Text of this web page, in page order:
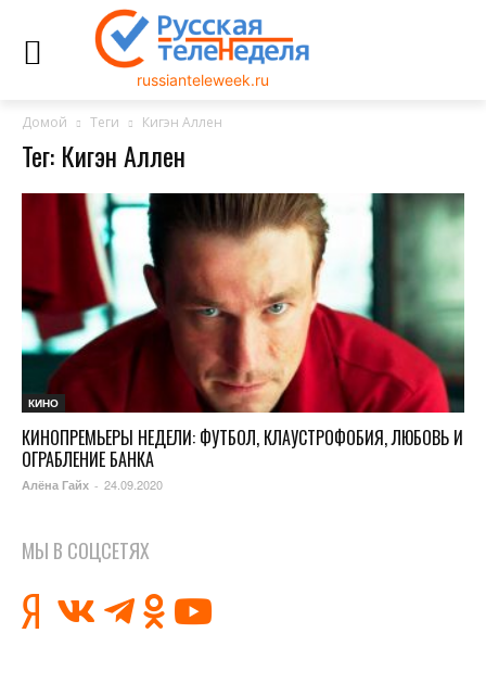
russianteleweek.ru
Домой Теги Кигэн Аллен
Тег: Кигэн Аллен
КИНО
КИНОПРЕМЬЕРЫ НЕДЕЛИ: ФУТБОЛ, КЛАУСТРОФОБИЯ, ЛЮБОВЬ И
ОГРАБЛЕНИЕ БАНКА
Алёна Гайх - 24.09.2020
МЫ В СОЦСЕТЯХ